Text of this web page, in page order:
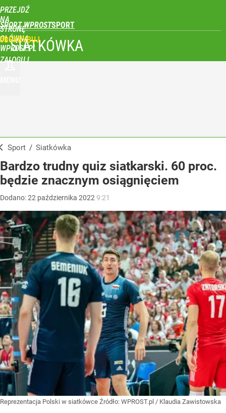
PRZEJDŹ
NA
STRONĘ
GŁÓWNĄ
WPROST.PL
SPORT WPROST
ZALOGUJ
SIATKÓWKA
Sport / Siatkówka
Bardzo trudny quiz siatkarski. 60 proc.
będzie znacznym osiągnięciem
Dodano:22 października 2022 9:21
Reprezentacja Polski w siatkówce Źródło: WPROST.pl / Klaudia Zawistowska